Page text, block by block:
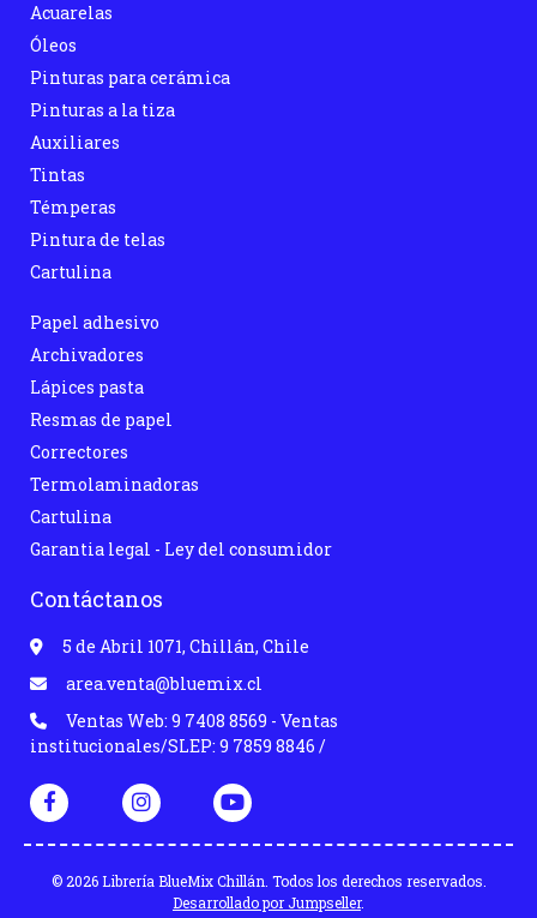
Acuarelas
Óleos
Pinturas para cerámica
Pinturas a la tiza
Auxiliares
Tintas
Témperas
Pintura de telas
Cartulina
Papel adhesivo
Archivadores
Lápices pasta
Resmas de papel
Correctores
Termolaminadoras
Cartulina
Garantia legal - Ley del consumidor
Contáctanos
5 de Abril 1071, Chillán, Chile
area.venta@bluemix.cl
Ventas Web: 9 7408 8569 - Ventas
institucionales/SLEP: 9 7859 8846 /
© 2026 Librería BlueMix Chillán. Todos los derechos reservados.
Desarrollado por Jumpseller.